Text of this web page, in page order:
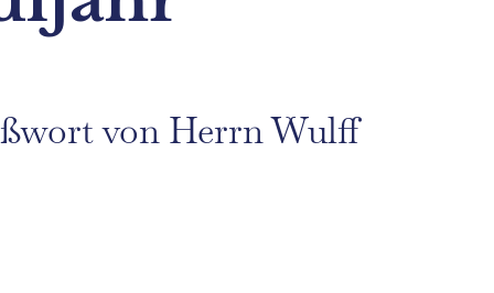
von Herrn Wulff